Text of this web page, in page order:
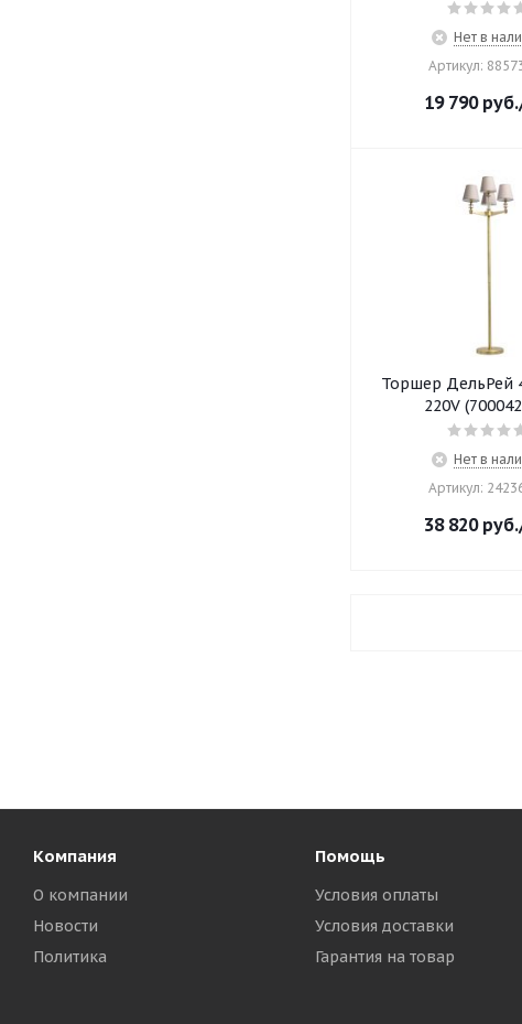
Нет в
Артикул:
19 790руб.
Торшер ДельРей
220V
Нет в
Артикул:
38 820руб.
Компания
О компании
Новости
Политика
Помощь
Условия оплаты
Условия доставки
Гарантия на товар